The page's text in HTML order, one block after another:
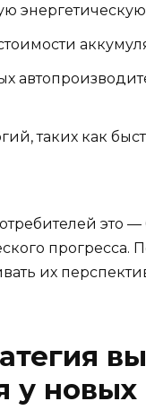
таких как
это
прогресса.
их
у новых